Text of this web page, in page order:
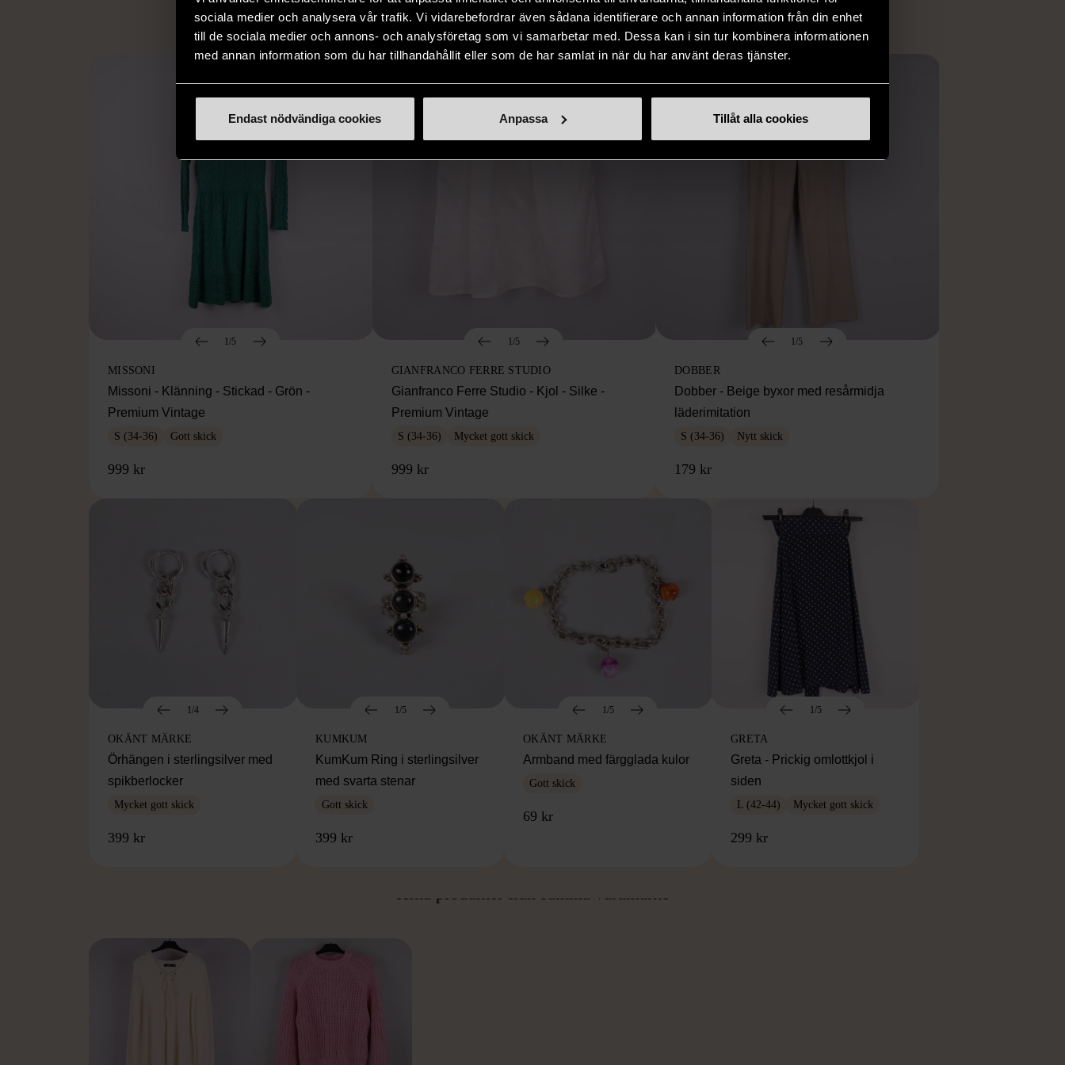
sociala medier och analysera vår trafik. Vi vidarebefordrar även sådana identifierare och annan information från din enhet
till de sociala medier och annons- och analysföretag som vi samarbetar med. Dessa kan i sin tur kombinera informationen
med annan information som du har tillhandahållit eller som de har samlat in när du har använt deras tjänster.
Endast nödvändiga cookies Anpassa Tillåt alla cookies
Hitta produkter som påminner om denna
1/5
MISSONI
Missoni - Klänning - Stickad - Grön -
Premium Vintage
S (34-36) Gott skick
999 kr
1/5
GIANFRANCO FERRE STUDIO
Gianfranco Ferre Studio - Kjol - Silke -
Premium Vintage
S (34-36) Mycket gott skick
999 kr
1/5
DOBBER
Dobber - Beige byxor med resårmidja
läderimitation
S (34-36) Nytt skick
179 kr
1/4
OKÄNT MÄRKE
Örhängen i sterlingsilver med
spikberlocker
Mycket gott skick
399 kr
1/5
KUMKUM
KumKum Ring i sterlingsilver
med svarta stenar
Gott skick
399 kr
1/5
OKÄNT MÄRKE
Armband med färgglada kulor
Gott skick
69 kr
1/5
GRETA
Greta - Prickig omlottkjol i
siden
L (42-44) Mycket gott skick
299 kr